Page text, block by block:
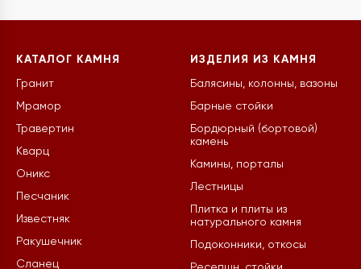
КАТАЛОГ КАМНЯ
Гранит
Мрамор
Травертин
Кварц
Оникс
Песчаник
Известняк
Ракушечник
Сланец
ИЗДЕЛИЯ ИЗ КАМНЯ
Балясины, колонны, вазоны
Барные стойки
Бордюрный (бортовой)
камень
Камины, порталы
Лестницы
Плитка и плиты из
натурального камня
Подоконники, откосы